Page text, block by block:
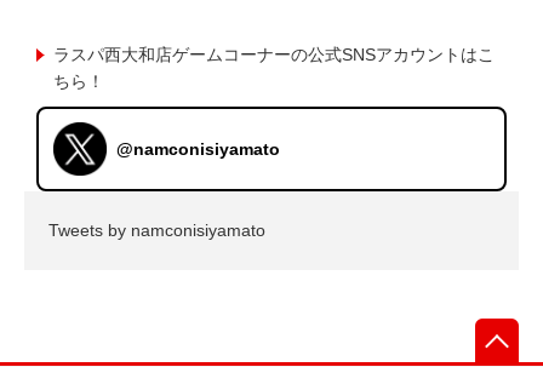
ラスパ西大和店ゲームコーナーの公式SNSアカウントはこ
ちら！
@namconisiyamato
Tweets by namconisiyamato